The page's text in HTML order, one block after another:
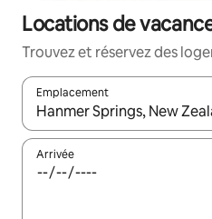
Locations de
Trouvez et réservez des
Emplacement
Quand les résultats sont
Arrivée